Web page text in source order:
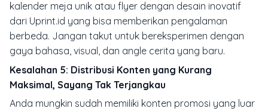
kalender meja unik atau flyer dengan desain inovatif
dari Uprint.id yang bisa memberikan pengalaman
berbeda. Jangan takut untuk bereksperimen dengan
gaya bahasa, visual, dan angle cerita yang baru.
Kesalahan 5: Distribusi Konten yang Kurang
Maksimal, Sayang Tak Terjangkau
Anda mungkin sudah memiliki konten promosi yang luar